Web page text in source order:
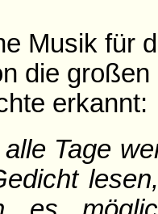
Musik für
die
erkannt:
Tage